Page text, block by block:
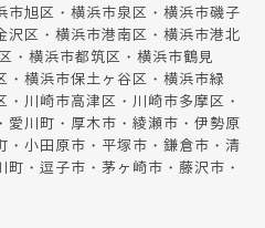
市旭区・横浜市泉区・横浜市磯子
沢区・横浜市港南区・横浜市港北
・横浜市都筑区・横浜市鶴見
・横浜市保土ヶ谷区・横浜市緑
川崎市高津区・川崎市多摩区・
愛川町・厚木市・綾瀬市・伊勢原
・小田原市・平塚市・鎌倉市・清
・逗子市・茅ヶ崎市・藤沢市・